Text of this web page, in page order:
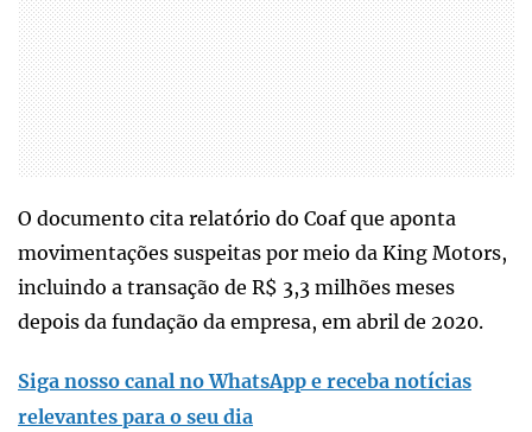
O documento cita relatório do Coaf que aponta
movimentações suspeitas por meio da King Motors,
incluindo a transação de R$ 3,3 milhões meses
depois da fundação da empresa, em abril de 2020.
Siga nosso canal no WhatsApp e receba notícias
relevantes para o seu dia